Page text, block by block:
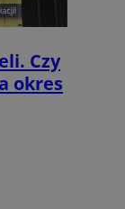
Czy
okres